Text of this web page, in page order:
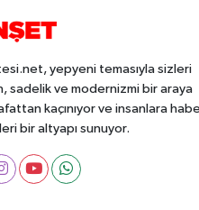
yepyeni temasıyla sizleri
sadelik ve modernizmi bir araya
kaçınıyor ve insanlara
bir altyapı sunuyor.